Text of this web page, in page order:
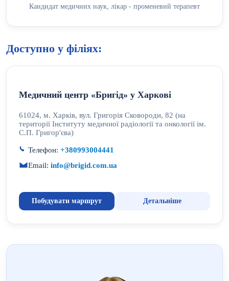
Кандидат медичних наук, лікар - променевий терапевт
Доступно у філіях:
Медичний центр «Бригід» у Харкові
61024, м. Харків, вул. Григорія Сковороди, 82 (на
території Інституту медичної радіології та онкології ім.
С.П. Григор'єва)
Телефон: +380993004441
Email: info@brigid.com.ua
Побудувати маршрут Детальніше